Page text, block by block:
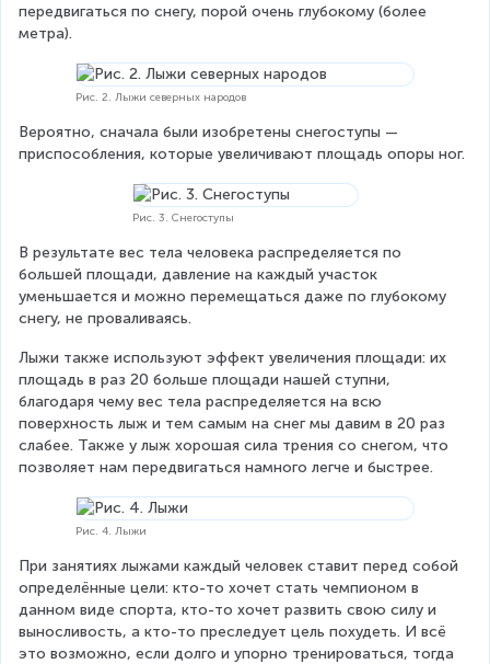
передвигаться по снегу, порой очень глубокому (более
метра).
Рис. 2. Лыжи северных народов
Вероятно, сначала были изобретены снегоступы —
приспособления, которые увеличивают площадь опоры ног.
Рис. 3. Снегоступы
В результате вес тела человека распределяется по
большей площади, давление на каждый участок
уменьшается и можно перемещаться даже по глубокому
снегу, не проваливаясь.
Лыжи также используют эффект увеличения площади: их
площадь в раз 20 больше площади нашей ступни,
благодаря чему вес тела распределяется на всю
поверхность лыж и тем самым на снег мы давим в 20 раз
слабее. Также у лыж хорошая сила трения со снегом, что
позволяет нам передвигаться намного легче и быстрее.
Рис. 4. Лыжи
При занятиях лыжами каждый человек ставит перед собой
определённые цели: кто-то хочет стать чемпионом в
данном виде спорта, кто-то хочет развить свою силу и
выносливость, а кто-то преследует цель похудеть. И всё
это возможно, если долго и упорно тренироваться, тогда